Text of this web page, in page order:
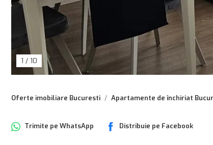
1 / 10
Oferte imobiliare Bucuresti Apartamente de închiriat
Trimite pe WhatsApp Distribuie pe Facebook